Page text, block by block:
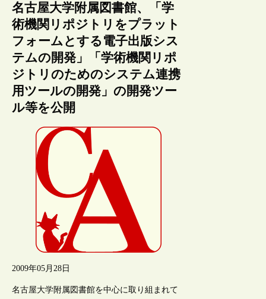
名古屋大学附属図書館、「学
術機関リポジトリをプラット
フォームとする電子出版シス
テムの開発」「学術機関リポ
ジトリのためのシステム連携
用ツールの開発」の開発ツー
ル等を公開
2009年05月28日
名古屋大学附属図書館を中心に取り組まれて